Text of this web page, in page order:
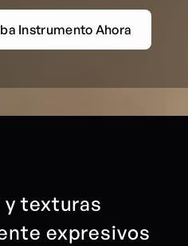
Instrumento Ahora
y texturas
expresivos